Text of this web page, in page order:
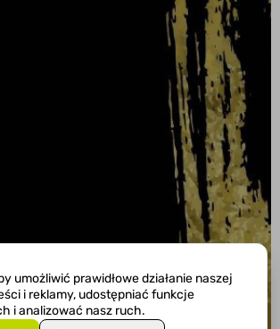
umożliwić prawidłowe działanie naszej
i reklamy, udostępniać funkcje
i analizować nasz ruch.